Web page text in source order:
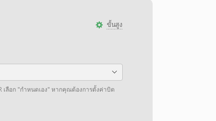
ขั้นสูง
ลือก "กำหนดเอง" หากคุณต้องการตั้งค่าบิต